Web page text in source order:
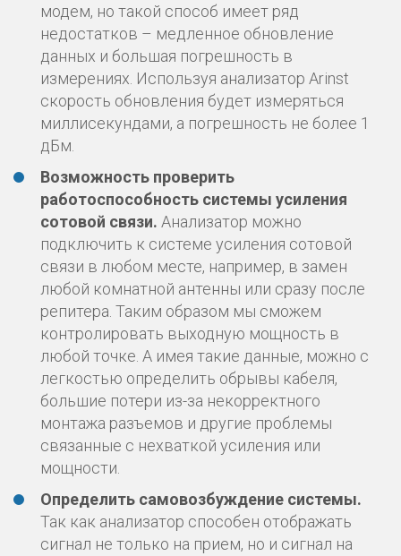
модем, но такой способ имеет ряд
недостатков – медленное обновление
данных и большая погрешность в
измерениях. Используя анализатор Arinst
скорость обновления будет измеряться
миллисекундами, а погрешность не более 1
дБм.
Возможность проверить
работоспособность системы усиления
сотовой связи. Анализатор можно
подключить к системе усиления сотовой
связи в любом месте, например, в замен
любой комнатной антенны или сразу после
репитера. Таким образом мы сможем
контролировать выходную мощность в
любой точке. А имея такие данные, можно с
легкостью определить обрывы кабеля,
большие потери из-за некорректного
монтажа разъемов и другие проблемы
связанные с нехваткой усиления или
мощности.
Определить самовозбуждение системы.
Так как анализатор способен отображать
сигнал не только на прием, но и сигнал на